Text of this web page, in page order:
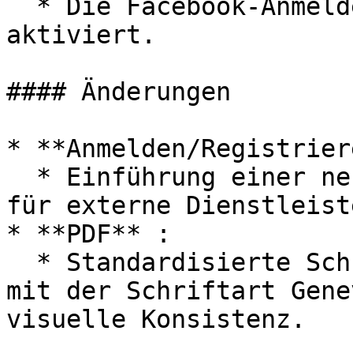
aktiviert.
#### Änderungen
* **Anmelden/
für externe
* **PDF** :
mit der Schriftart
visuelle Konsistenz.